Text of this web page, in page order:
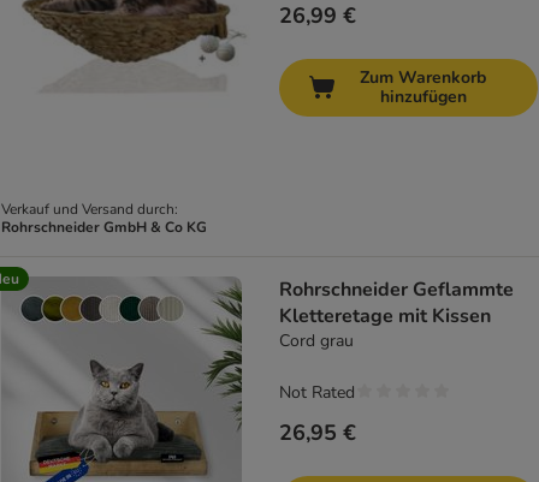
Verkauf und Versand durch:
Rohrschneider GmbH & Co KG
26,99 €
Zum Warenkorb
hinzufügen
Rohrschneider Geflammte
Kletteretage mit Kissen
Cord grau
26,95 €
Not Rated